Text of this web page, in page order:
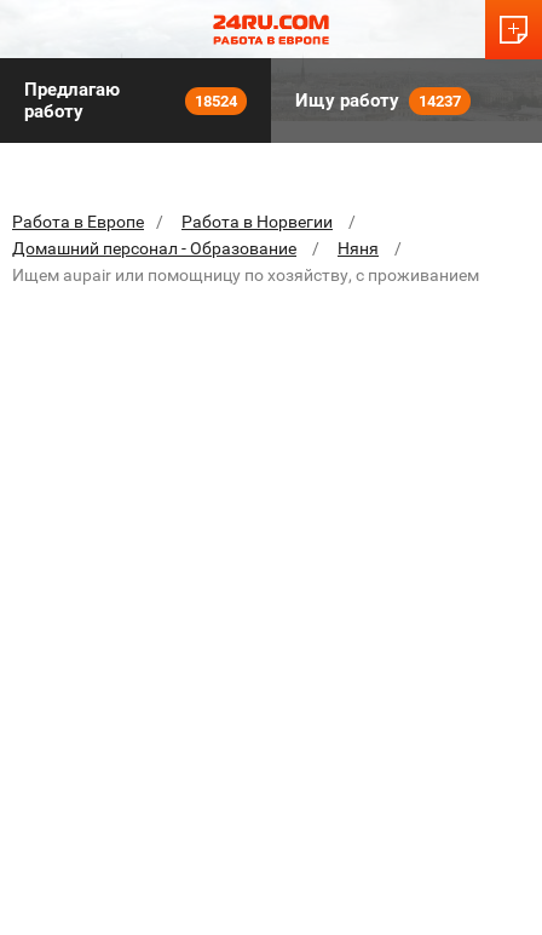
Предлагаю
работу
18524 Ищу работу 14237
Работа в Европе
Работа в Норвегии
Домашний персонал - Образование
Няня
Ищем aupair или помощницу по хозяйству, с проживанием